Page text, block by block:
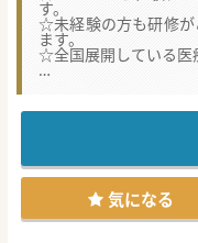
す。
☆未経験の方も研修が
ます。
☆全国展開している医
野、治療にチャレン
■美容系クリニック
ポイント。公私とも
■スキル・症例数が多
インセンティブも含
クです。
【業務内容】
気になる